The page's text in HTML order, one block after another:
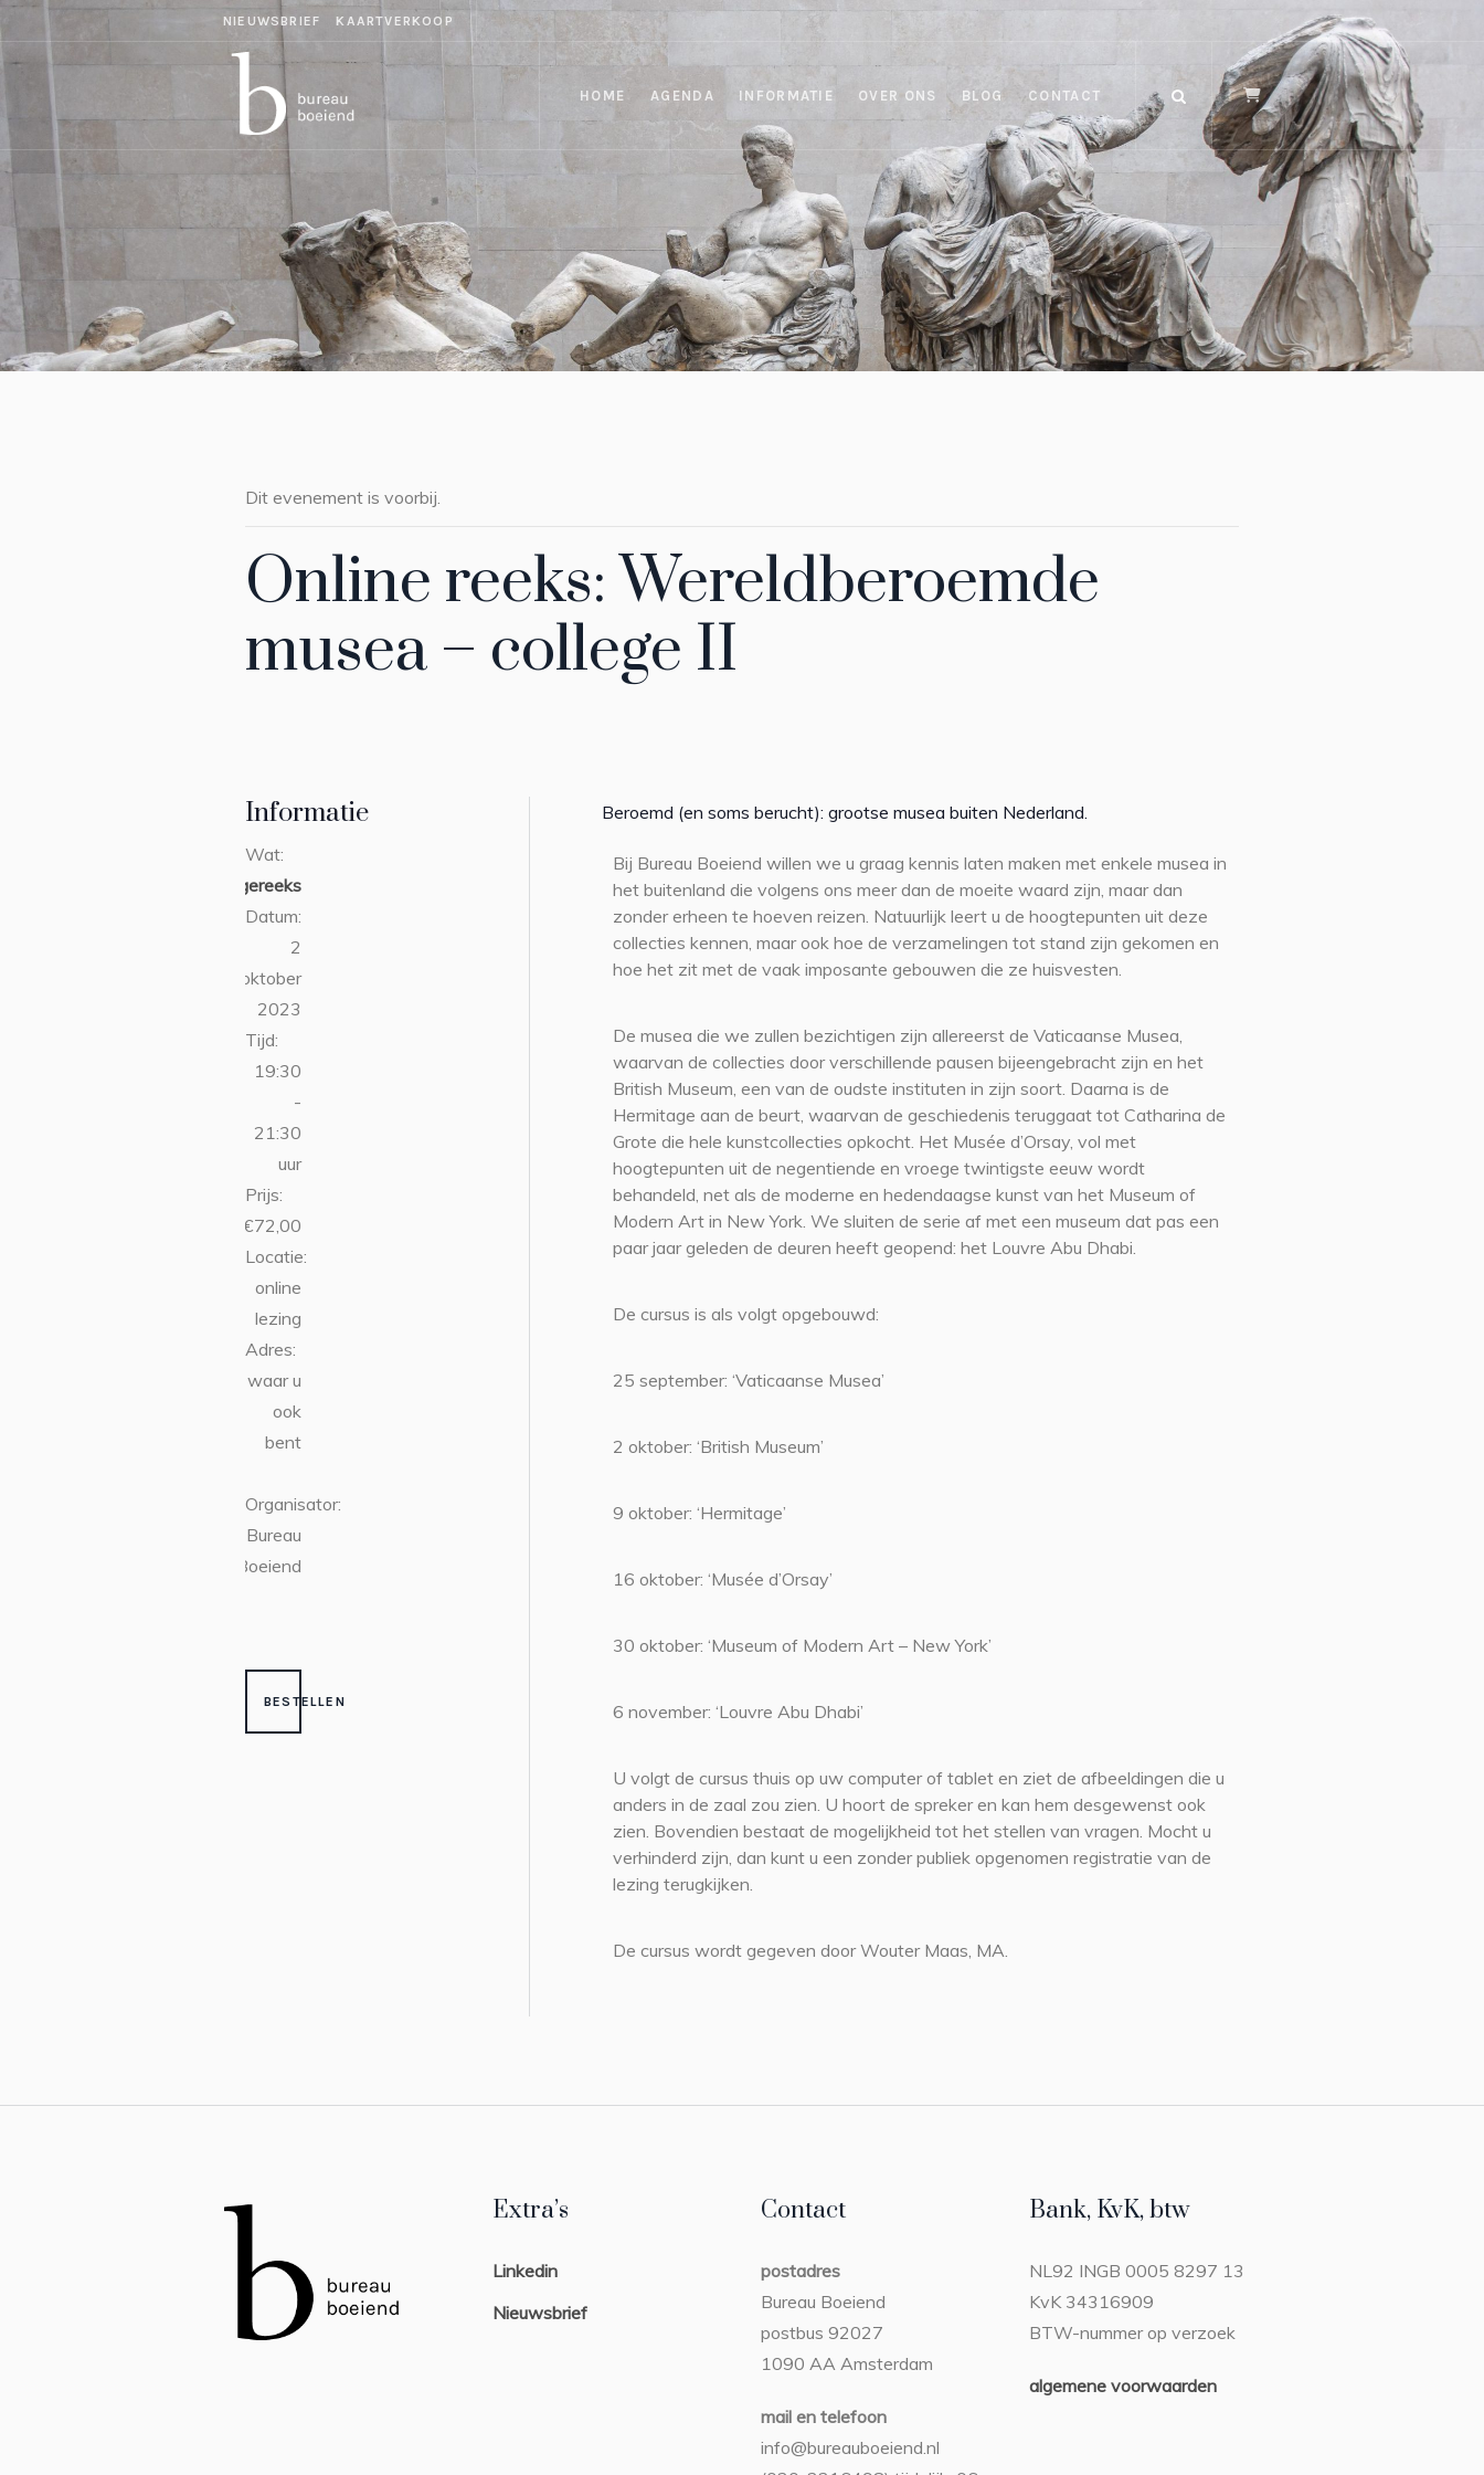
NIEUWSBRIEF KAARTVERKOOP
HOME AGENDA INFORMATIE OVER ONS BLOG CONTACT
Dit evenement is voorbij.
Online reeks: Wereldberoemde
musea – college II
Informatie
Wat:
collegereeks
Datum:
2
oktober
2023
Tijd:
19:30
-
21:30
uur
Prijs:
€72,00
Locatie:
online
lezing
Adres:
waar u
ook
bent
Organisator:
Bureau
Boeiend
BESTELLEN
Beroemd (en soms berucht): grootse musea buiten Nederland.
Bij Bureau Boeiend willen we u graag kennis laten maken met enkele musea in
het buitenland die volgens ons meer dan de moeite waard zijn, maar dan
zonder erheen te hoeven reizen. Natuurlijk leert u de hoogtepunten uit deze
collecties kennen, maar ook hoe de verzamelingen tot stand zijn gekomen en
hoe het zit met de vaak imposante gebouwen die ze huisvesten.
De musea die we zullen bezichtigen zijn allereerst de Vaticaanse Musea,
waarvan de collecties door verschillende pausen bijeengebracht zijn en het
British Museum, een van de oudste instituten in zijn soort. Daarna is de
Hermitage aan de beurt, waarvan de geschiedenis teruggaat tot Catharina de
Grote die hele kunstcollecties opkocht. Het Musée d’Orsay, vol met
hoogtepunten uit de negentiende en vroege twintigste eeuw wordt
behandeld, net als de moderne en hedendaagse kunst van het Museum of
Modern Art in New York. We sluiten de serie af met een museum dat pas een
paar jaar geleden de deuren heeft geopend: het Louvre Abu Dhabi.
De cursus is als volgt opgebouwd:
25 september: ‘Vaticaanse Musea’
2 oktober: ‘British Museum’
9 oktober: ‘Hermitage’
16 oktober: ‘Musée d’Orsay’
30 oktober: ‘Museum of Modern Art – New York’
6 november: ‘Louvre Abu Dhabi’
U volgt de cursus thuis op uw computer of tablet en ziet de afbeeldingen die u
anders in de zaal zou zien. U hoort de spreker en kan hem desgewenst ook
zien. Bovendien bestaat de mogelijkheid tot het stellen van vragen. Mocht u
verhinderd zijn, dan kunt u een zonder publiek opgenomen registratie van de
lezing terugkijken.
De cursus wordt gegeven door Wouter Maas, MA.
Extra’s
Linkedin
Nieuwsbrief
Contact
postadres
Bureau Boeiend
postbus 92027
1090 AA Amsterdam
mail en telefoon
info@bureauboeiend.nl
Bank, KvK, btw
NL92 INGB 0005 8297 13
KvK 34316909
BTW-nummer op verzoek
algemene voorwaarden